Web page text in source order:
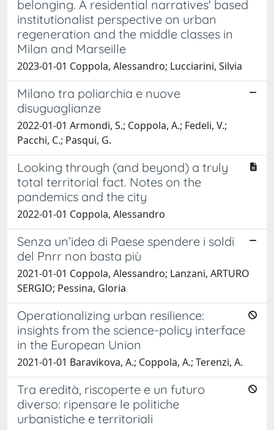
belonging. A residential narratives' based
institutionalist perspective on urban
regeneration and the middle classes in
Milan and Marseille
2023-01-01 Coppola, Alessandro; Lucciarini, Silvia
Milano tra poliarchia e nuove
disuguaglianze
2022-01-01 Armondi, S.; Coppola, A.; Fedeli, V.;
Pacchi, C.; Pasqui, G.
Looking through (and beyond) a truly
total territorial fact. Notes on the
pandemics and the city
2022-01-01 Coppola, Alessandro
Senza un’idea di Paese spendere i soldi
del Pnrr non basta più
2021-01-01 Coppola, Alessandro; Lanzani, ARTURO
SERGIO; Pessina, Gloria
Operationalizing urban resilience:
insights from the science-policy interface
in the European Union
2021-01-01 Baravikova, A.; Coppola, A.; Terenzi, A.
Tra eredità, riscoperte e un futuro
diverso: ripensare le politiche
urbanistiche e territoriali